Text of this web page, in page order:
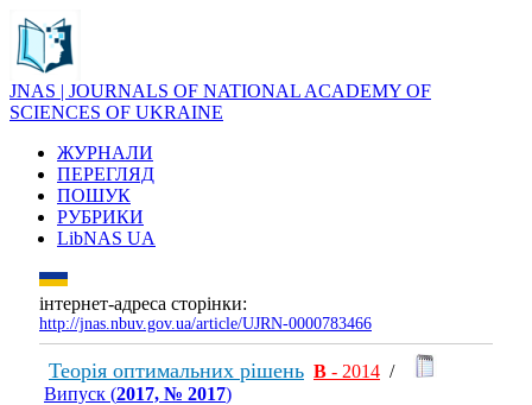
JNAS | JOURNALS OF NATIONAL ACADEMY OF
SCIENCES OF UKRAINE
ЖУРНАЛИ
ПЕРЕГЛЯД
ПОШУК
РУБРИКИ
LibNAS UA
інтернет-адреса сторінки:
http://jnas.nbuv.gov.ua/article/UJRN-0000783466
Теорія оптимальних рішень В - 2014 /
Випуск (2017, № 2017)